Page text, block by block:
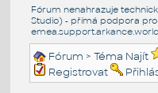
Fórum nenahrazuje
Studio) - přímá podpora pro
emea.support.arkance.world
Fórum > Téma Najít
Registrovat